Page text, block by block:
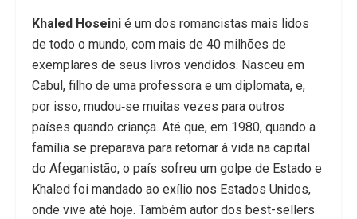
Khaled Hoseini é um dos romancistas mais lidos
de todo o mundo, com mais de 40 milhões de
exemplares de seus livros vendidos. Nasceu em
Cabul, filho de uma professora e um diplomata, e,
por isso, mudou‑se mui­tas vezes para outros
países quando criança. Até que, em 1980, quando a
família se preparava para retornar à vida na capital
do Afeganistão, o país sofreu um gol­pe de Estado e
Khaled foi mandado ao exílio nos Esta­dos Unidos,
onde vive até hoje. Também autor dos best-sellers